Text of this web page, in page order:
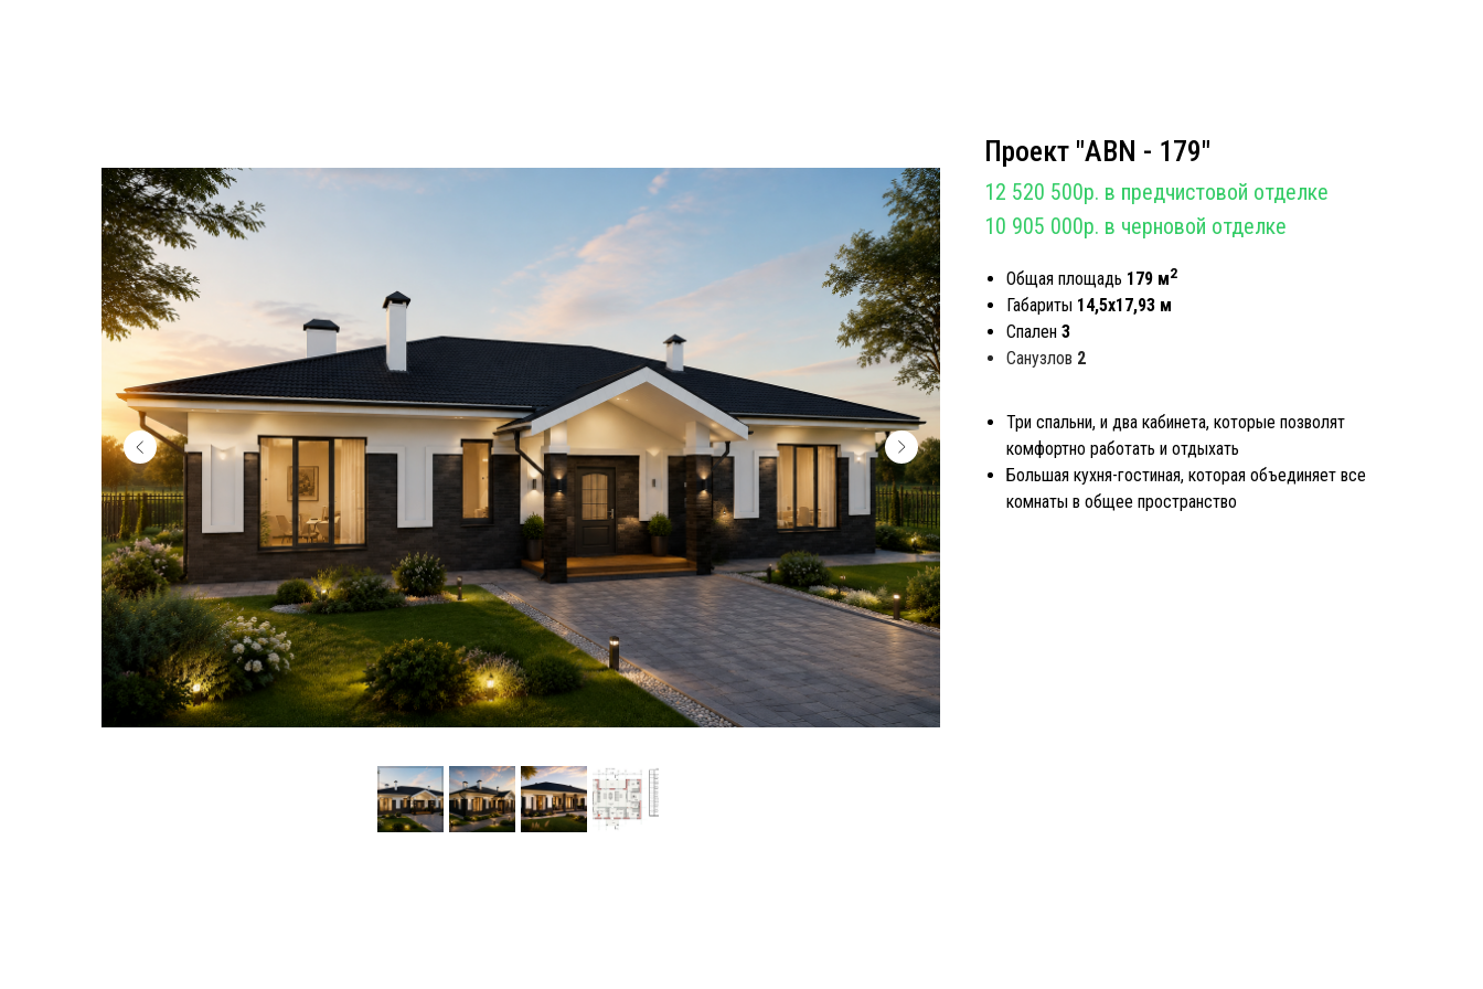
Проект "АBN - 179"
12 520 500р. в предчистовой отделке
10 905 000р. в черновой отделке
Общая площадь 179 м2
Габариты 14,5х17,93 м
Спален 3
Санузлов 2
Три спальни, и два кабинета, которые позволят
комфортно работать и отдыхать
Большая кухня-гостиная, которая объединяет все
комнаты в общее пространство